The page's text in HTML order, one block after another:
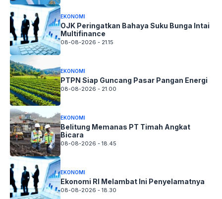
EKONOMI
OJK Peringatkan Bahaya Suku Bunga Intai
Multifinance
08-08-2026 - 21.15
EKONOMI
PTPN Siap Guncang Pasar Pangan Energi
08-08-2026 - 21.00
EKONOMI
Belitung Memanas PT Timah Angkat
Bicara
08-08-2026 - 18.45
EKONOMI
Ekonomi RI Melambat Ini Penyelamatnya
08-08-2026 - 18.30